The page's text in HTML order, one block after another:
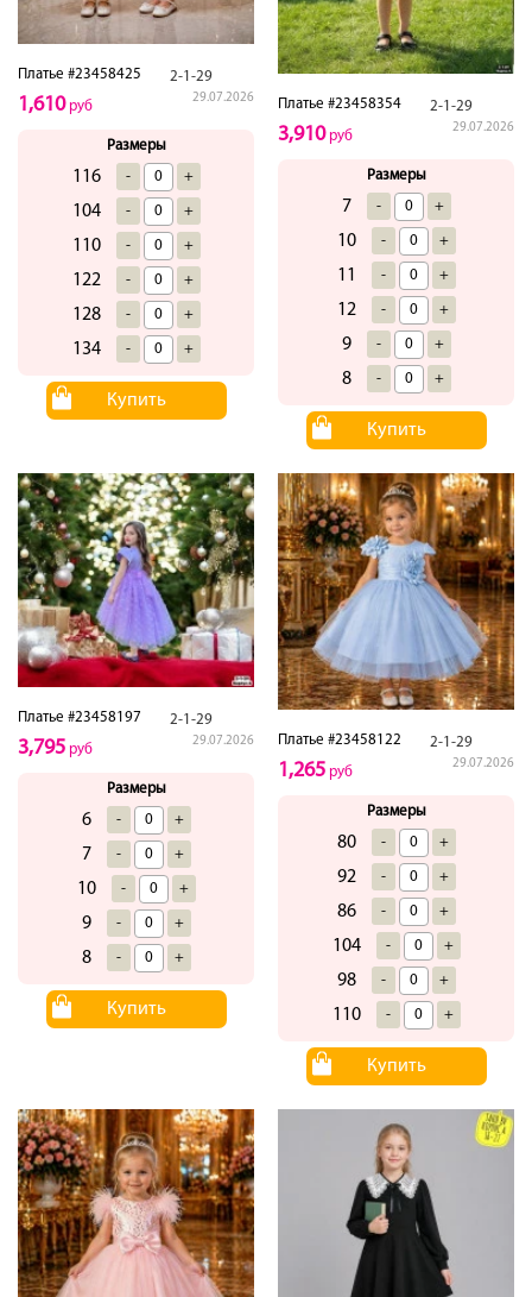
Платье #23458425 2-1-29
29.07.2026
1,610руб
Размеры
116 - +
104 - +
110 - +
122 - +
128 - +
134 - +
Купить
Платье #23458354 2-1-29
29.07.2026
3,910руб
Размеры
7 - +
10 - +
11 - +
12 - +
9 - +
8 - +
Купить
Платье #23458197 2-1-29
29.07.2026
3,795 руб
Размеры
6 - +
7 - +
10 - +
9 - +
8 - +
Купить
Платье #23458122 2-1-29
29.07.2026
1,265 руб
Размеры
80 - +
92 - +
86 - +
104 - +
98 - +
110 - +
Купить